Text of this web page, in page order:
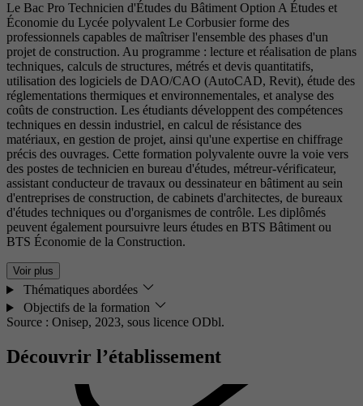
Le Bac Pro Technicien d'Études du Bâtiment Option A Études et
Économie du Lycée polyvalent Le Corbusier forme des
professionnels capables de maîtriser l'ensemble des phases d'un
projet de construction. Au programme : lecture et réalisation de plans
techniques, calculs de structures, métrés et devis quantitatifs,
utilisation des logiciels de DAO/CAO (AutoCAD, Revit), étude des
réglementations thermiques et environnementales, et analyse des
coûts de construction. Les étudiants développent des compétences
techniques en dessin industriel, en calcul de résistance des
matériaux, en gestion de projet, ainsi qu'une expertise en chiffrage
précis des ouvrages. Cette formation polyvalente ouvre la voie vers
des postes de technicien en bureau d'études, métreur-vérificateur,
assistant conducteur de travaux ou dessinateur en bâtiment au sein
d'entreprises de construction, de cabinets d'architectes, de bureaux
d'études techniques ou d'organismes de contrôle. Les diplômés
peuvent également poursuivre leurs études en BTS Bâtiment ou
BTS Économie de la Construction.
Voir plus
Thématiques abordées
Objectifs de la formation
Source : Onisep, 2023, sous licence ODbl.
Découvrir l’établissement